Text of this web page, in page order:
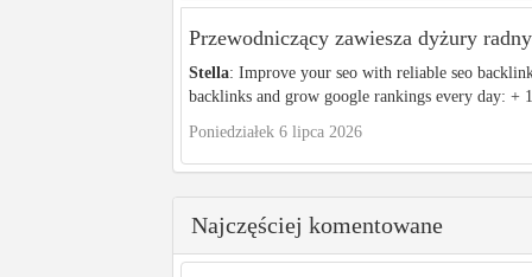
Przewodniczący zawiesza dyżury
Stella: Improve your seo with reliable seo
backlinks and grow google rankings every day: +
Poniedziałek 6 lipca 2026
Najczęściej komentowane